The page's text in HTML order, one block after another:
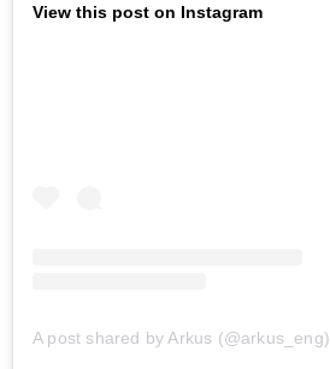
View this post on Instagram
A post shared by Arkus (@arkus_eng)